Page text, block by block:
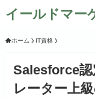
イールドマー
ホーム IT資格
Salesforce
レーター上